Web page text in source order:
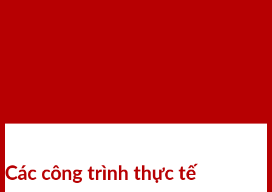
Các công trình thực tế